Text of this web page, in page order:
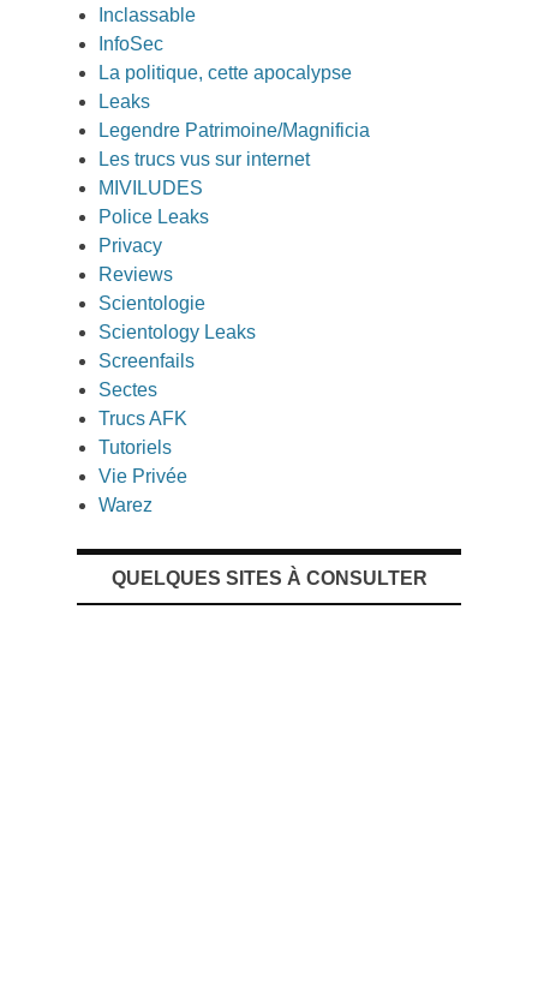
Inclassable
InfoSec
La politique, cette apocalypse
Leaks
Legendre Patrimoine/Magnificia
Les trucs vus sur internet
MIVILUDES
Police Leaks
Privacy
Reviews
Scientologie
Scientology Leaks
Screenfails
Sectes
Trucs AFK
Tutoriels
Vie Privée
Warez
QUELQUES SITES À CONSULTER